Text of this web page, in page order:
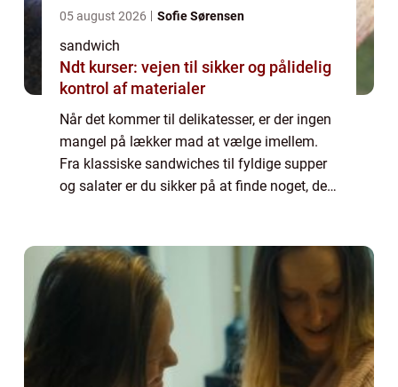
05 august 2026 Sofie Sørensen
sandwich
Ndt kurser: vejen til sikker og pålidelig
kontrol af materialer
Når det kommer til delikatesser, er der ingen
mangel på lækker mad at vælge imellem.
Fra klassiske sandwiches til fyldige supper
og salater er du sikker på at finde noget, der